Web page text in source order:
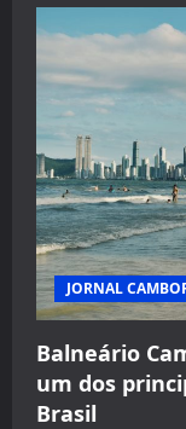
JORNAL
Balneário
um dos
Brasil